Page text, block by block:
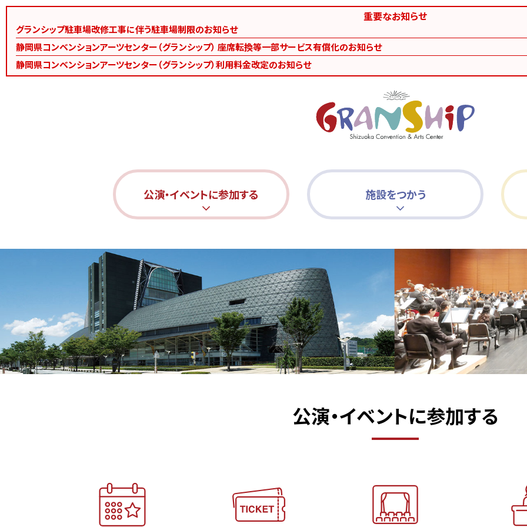
重要なお知らせ
グランシップ駐車場改修工事に伴う駐車場制限のお知らせ
静岡県コンベンションアーツセンター（グランシップ） 座席転換等一部サービス有償化のお知らせ
静岡県コンベンションアーツセンター（グランシップ）利用料金改定のお知らせ
公演・イベントに参加する 施設をつかう
公演・イベントに参加する